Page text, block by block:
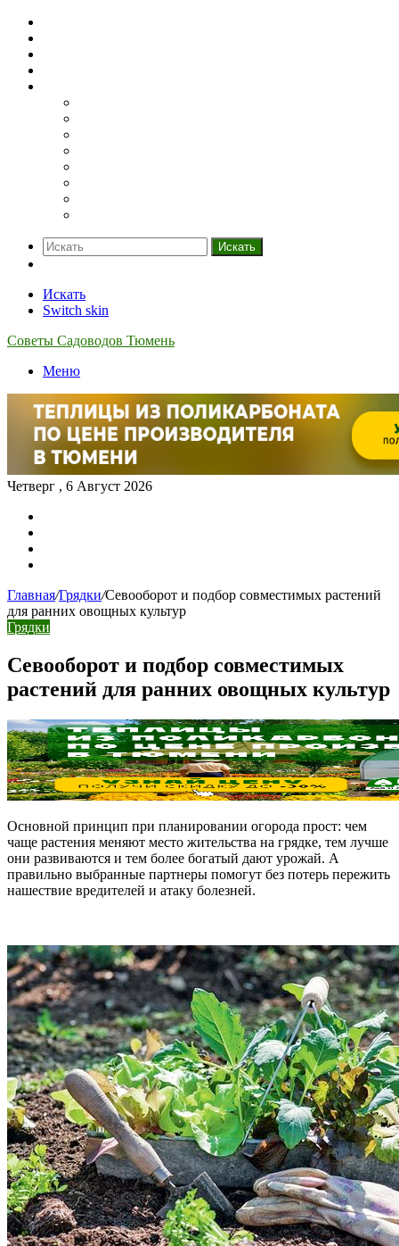
Искать
Искать
Switch skin
Советы Садоводов Тюмень
Меню
Четверг , 6 Август 2026
Главная/Грядки/Севооборот и подбор совместимых растений
для ранних овощных культур
Грядки
Севооборот и подбор совместимых
растений для ранних овощных культур
Основной принцип при планировании огорода прост: чем
чаще растения меняют место жительства на грядке, тем лучше
они развиваются и тем более богатый дают урожай. А
правильно выбранные партнеры помогут без потерь пережить
нашествие вредителей и атаку болезней.